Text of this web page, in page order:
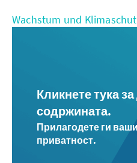
Wachstum und
Кликнете тука
содржината.
Прилагодете ги
приватност.